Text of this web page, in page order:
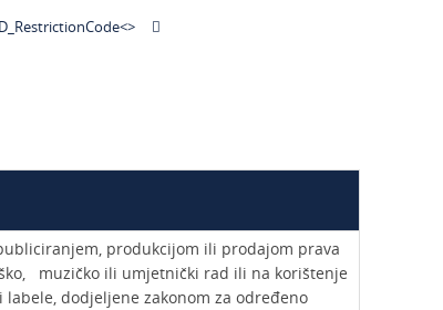
>
produkcijom ili prodajom prava
muzičko ili umjetnički rad ili na korištenje
dodjeljene zakonom za određeno